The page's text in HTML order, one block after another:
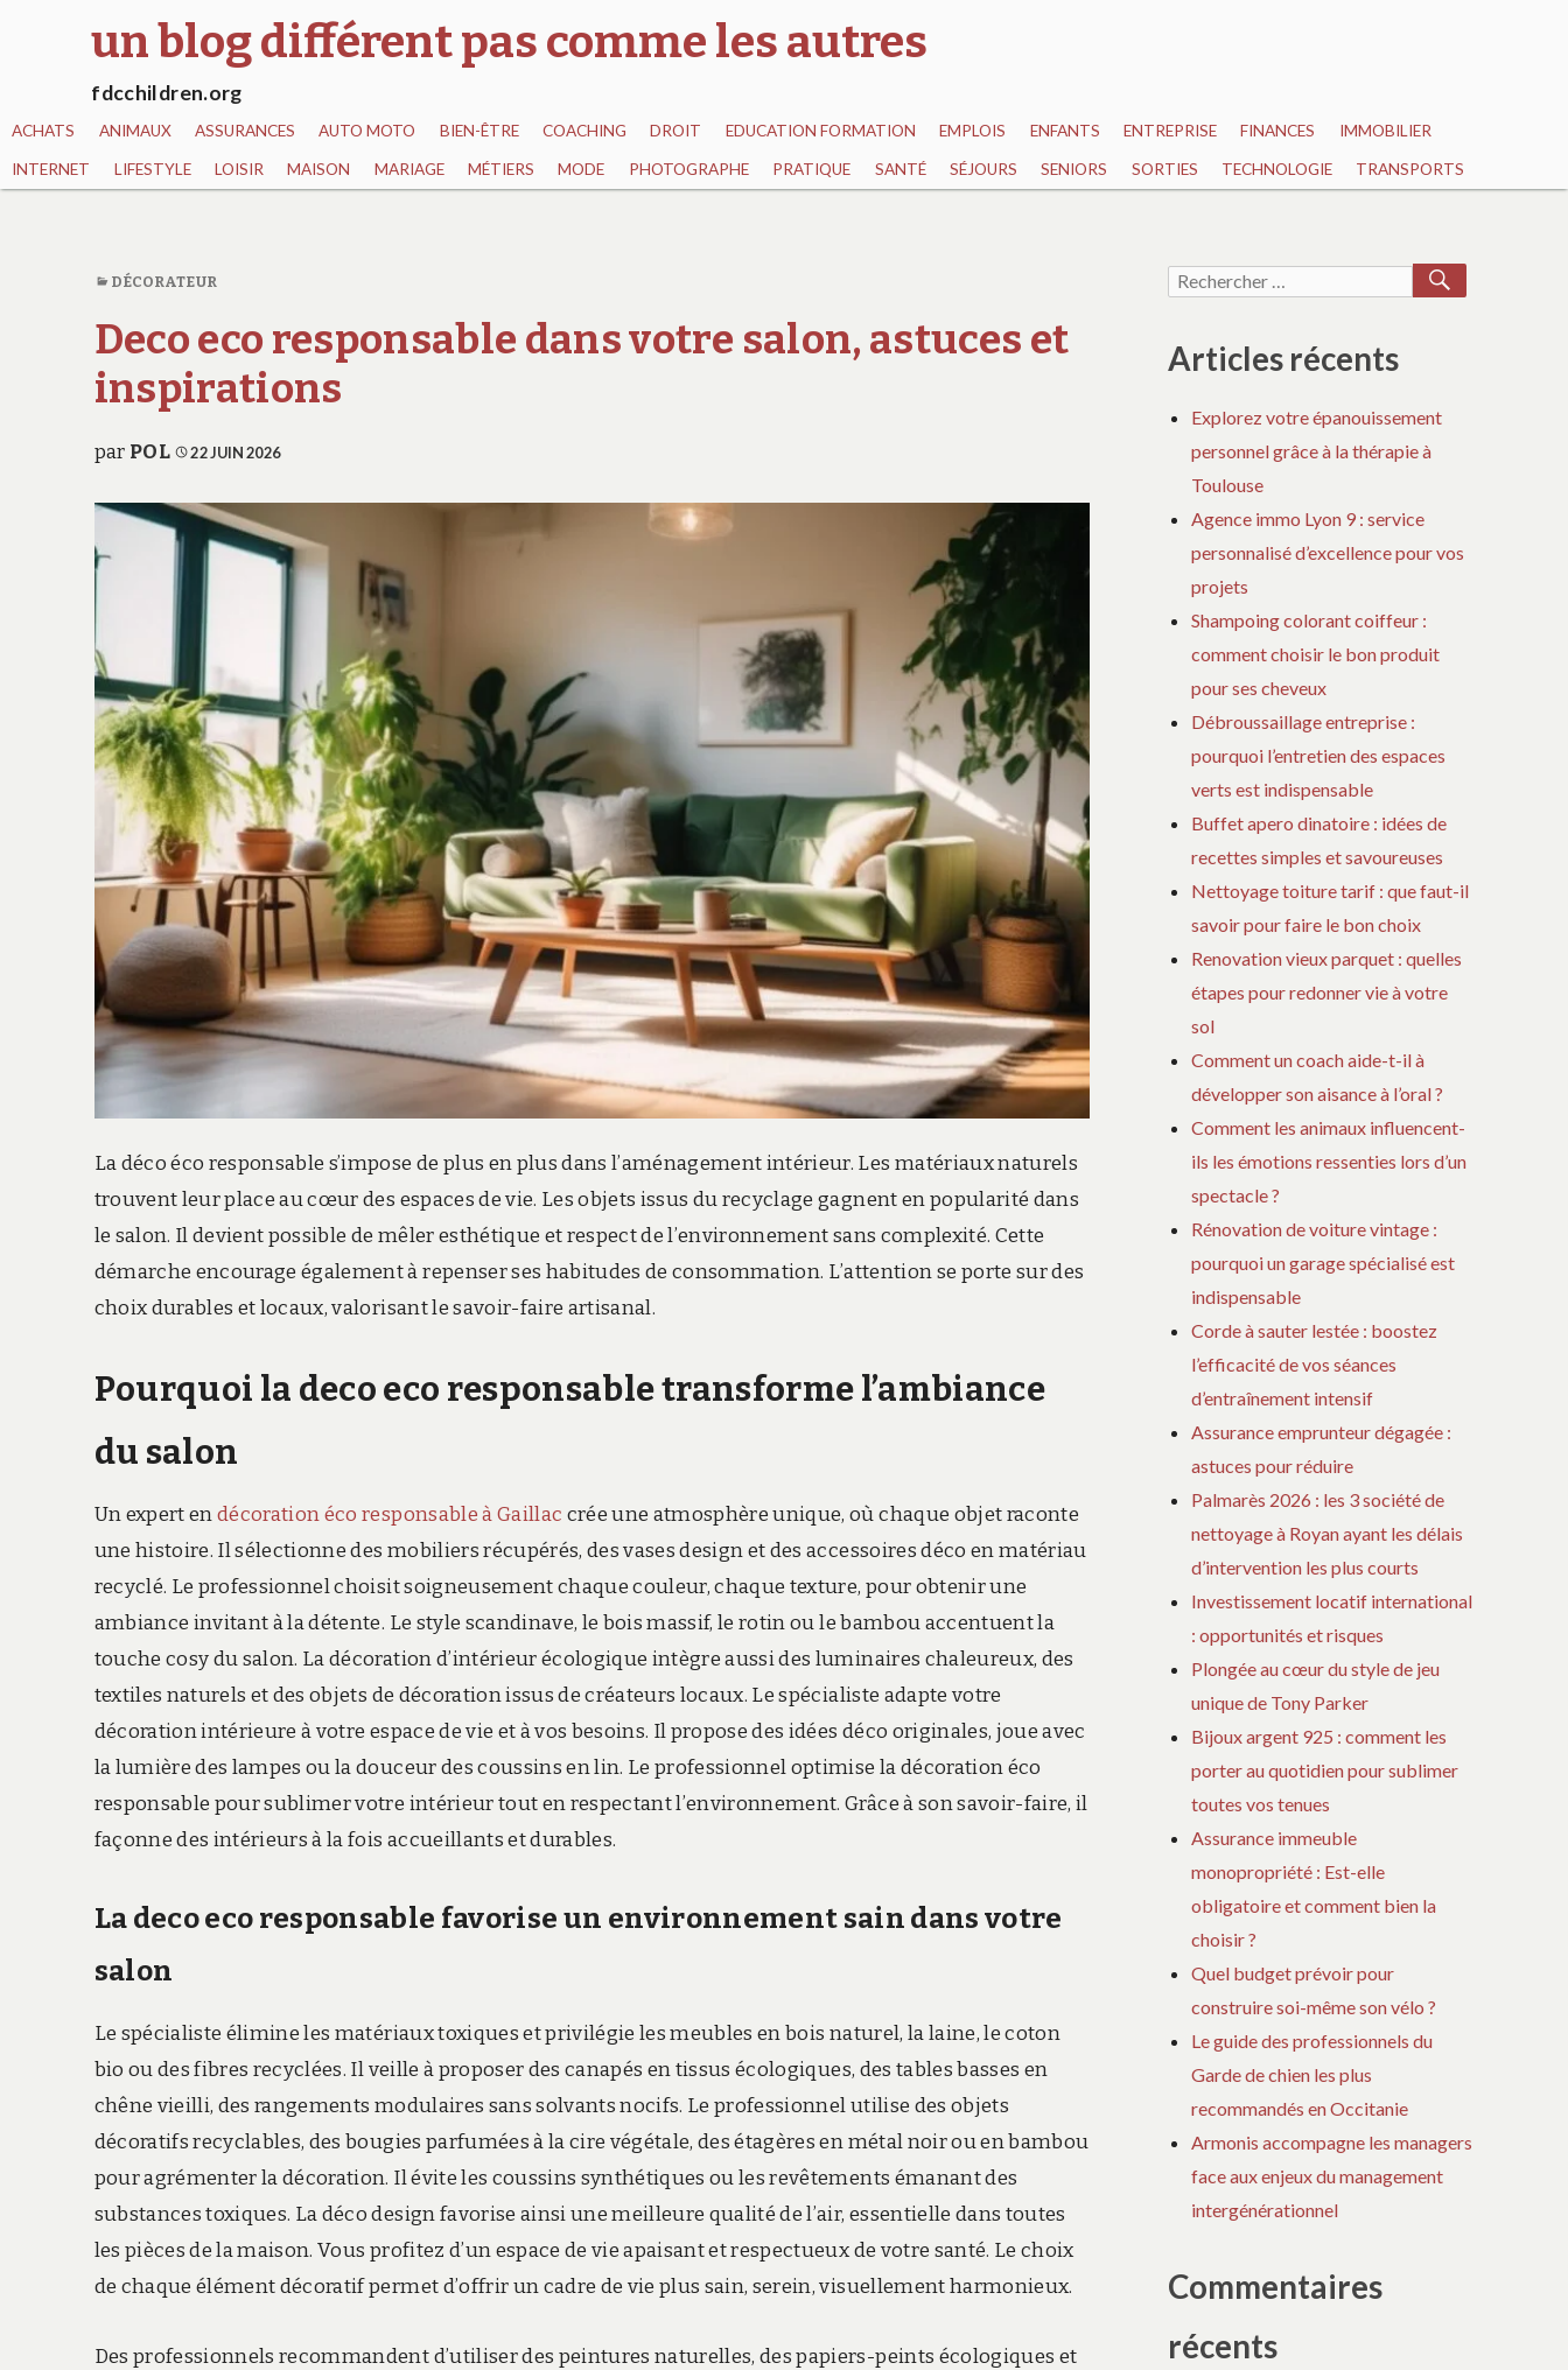
un blog différent pas comme les autres
fdcchildren.org
ACHATS ANIMAUX ASSURANCES AUTO MOTO BIEN-ÊTRE COACHING DROIT EDUCATION FORMATION EMPLOIS ENFANTS ENTREPRISE FINANCES IMMOBILIER
INTERNET LIFESTYLE LOISIR MAISON MARIAGE MÉTIERS MODE PHOTOGRAPHE PRATIQUE SANTÉ SÉJOURS SENIORS SORTIES TECHNOLOGIE TRANSPORTS
DÉCORATEUR
Deco eco responsable dans votre salon, astuces et
inspirations
par POL 22 JUIN 2026
La déco éco responsable s’impose de plus en plus dans l’aménagement intérieur. Les matériaux naturels
trouvent leur place au cœur des espaces de vie. Les objets issus du recyclage gagnent en popularité dans
le salon. Il devient possible de mêler esthétique et respect de l’environnement sans complexité. Cette
démarche encourage également à repenser ses habitudes de consommation. L’attention se porte sur des
choix durables et locaux, valorisant le savoir-faire artisanal.
Pourquoi la deco eco responsable transforme l’ambiance
du salon
Un expert endécoration éco responsable à Gaillac crée une atmosphère unique, où chaque objet raconte
une histoire. Il sélectionne des mobiliers récupérés, des vases design et des accessoires déco en matériau
recyclé. Le professionnel choisit soigneusement chaque couleur, chaque texture, pour obtenir une
ambiance invitant à la détente. Le style scandinave, le bois massif, le rotin ou le bambou accentuent la
touche cosy du salon. La décoration d’intérieur écologique intègre aussi des luminaires chaleureux, des
textiles naturels et des objets de décoration issus de créateurs locaux. Le spécialiste adapte votre
décoration intérieure à votre espace de vie et à vos besoins. Il propose des idées déco originales, joue avec
la lumière des lampes ou la douceur des coussins en lin. Le professionnel optimise la décoration éco
responsable pour sublimer votre intérieur tout en respectant l’environnement. Grâce à son savoir-faire, il
façonne des intérieurs à la fois accueillants et durables.
La deco eco responsable favorise un environnement sain dans votre
salon
Le spécialiste élimine les matériaux toxiques et privilégie les meubles en bois naturel, la laine, le coton
bio ou des fibres recyclées. Il veille à proposer des canapés en tissus écologiques, des tables basses en
chêne vieilli, des rangements modulaires sans solvants nocifs. Le professionnel utilise des objets
décoratifs recyclables, des bougies parfumées à la cire végétale, des étagères en métal noir ou en bambou
pour agrémenter la décoration. Il évite les coussins synthétiques ou les revêtements émanant des
substances toxiques. La déco design favorise ainsi une meilleure qualité de l’air, essentielle dans toutes
les pièces de la maison. Vous profitez d’un espace de vie apaisant et respectueux de votre santé. Le choix
de chaque élément décoratif permet d’offrir un cadre de vie plus sain, serein, visuellement harmonieux.
Des professionnels recommandent d’utiliser des peintures naturelles, des papiers-peints écologiques et
Recherche
Articles récents
Explorez votre épanouissement
personnel grâce à la thérapie à
Toulouse
Agence immo Lyon 9 : service
personnalisé d’excellence pour vos
projets
Shampoing colorant coiffeur :
comment choisir le bon produit
pour ses cheveux
Débroussaillage entreprise :
pourquoi l’entretien des espaces
verts est indispensable
Buffet apero dinatoire : idées de
recettes simples et savoureuses
Nettoyage toiture tarif : que faut-il
savoir pour faire le bon choix
Renovation vieux parquet : quelles
étapes pour redonner vie à votre
sol
Comment un coach aide-t-il à
développer son aisance à l’oral ?
Comment les animaux influencent-
ils les émotions ressenties lors d’un
spectacle ?
Rénovation de voiture vintage :
pourquoi un garage spécialisé est
indispensable
Corde à sauter lestée : boostez
l’efficacité de vos séances
d’entraînement intensif
Assurance emprunteur dégagée :
astuces pour réduire
Palmarès 2026 : les 3 société de
nettoyage à Royan ayant les délais
d’intervention les plus courts
Investissement locatif international
: opportunités et risques
Plongée au cœur du style de jeu
unique de Tony Parker
Bijoux argent 925 : comment les
porter au quotidien pour sublimer
toutes vos tenues
Assurance immeuble
monopropriété : Est-elle
obligatoire et comment bien la
choisir ?
Quel budget prévoir pour
construire soi-même son vélo ?
Le guide des professionnels du
Garde de chien les plus
recommandés en Occitanie
Armonis accompagne les managers
face aux enjeux du management
intergénérationnel
Commentaires
récents